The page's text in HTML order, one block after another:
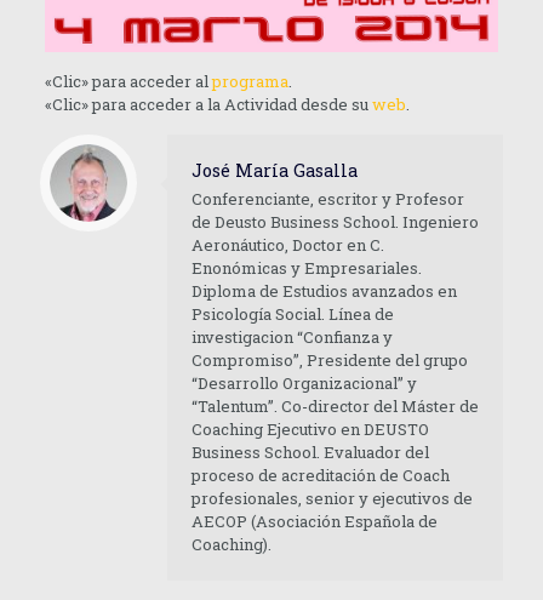
«Clic» para acceder alprograma.
«Clic» para acceder a la Actividad desde suweb.
José María Gasalla
Conferenciante, escritor y Profesor
de Deusto Business School. Ingeniero
Aeronáutico, Doctor en C.
Enonómicas y Empresariales.
Diploma de Estudios avanzados en
Psicología Social. Línea de
investigacion “Confianza y
Compromiso”, Presidente del grupo
“Desarrollo Organizacional” y
“Talentum”. Co-director del Máster de
Coaching Ejecutivo en DEUSTO
Business School. Evaluador del
proceso de acreditación de Coach
profesionales, senior y ejecutivos de
AECOP (Asociación Española de
Coaching).